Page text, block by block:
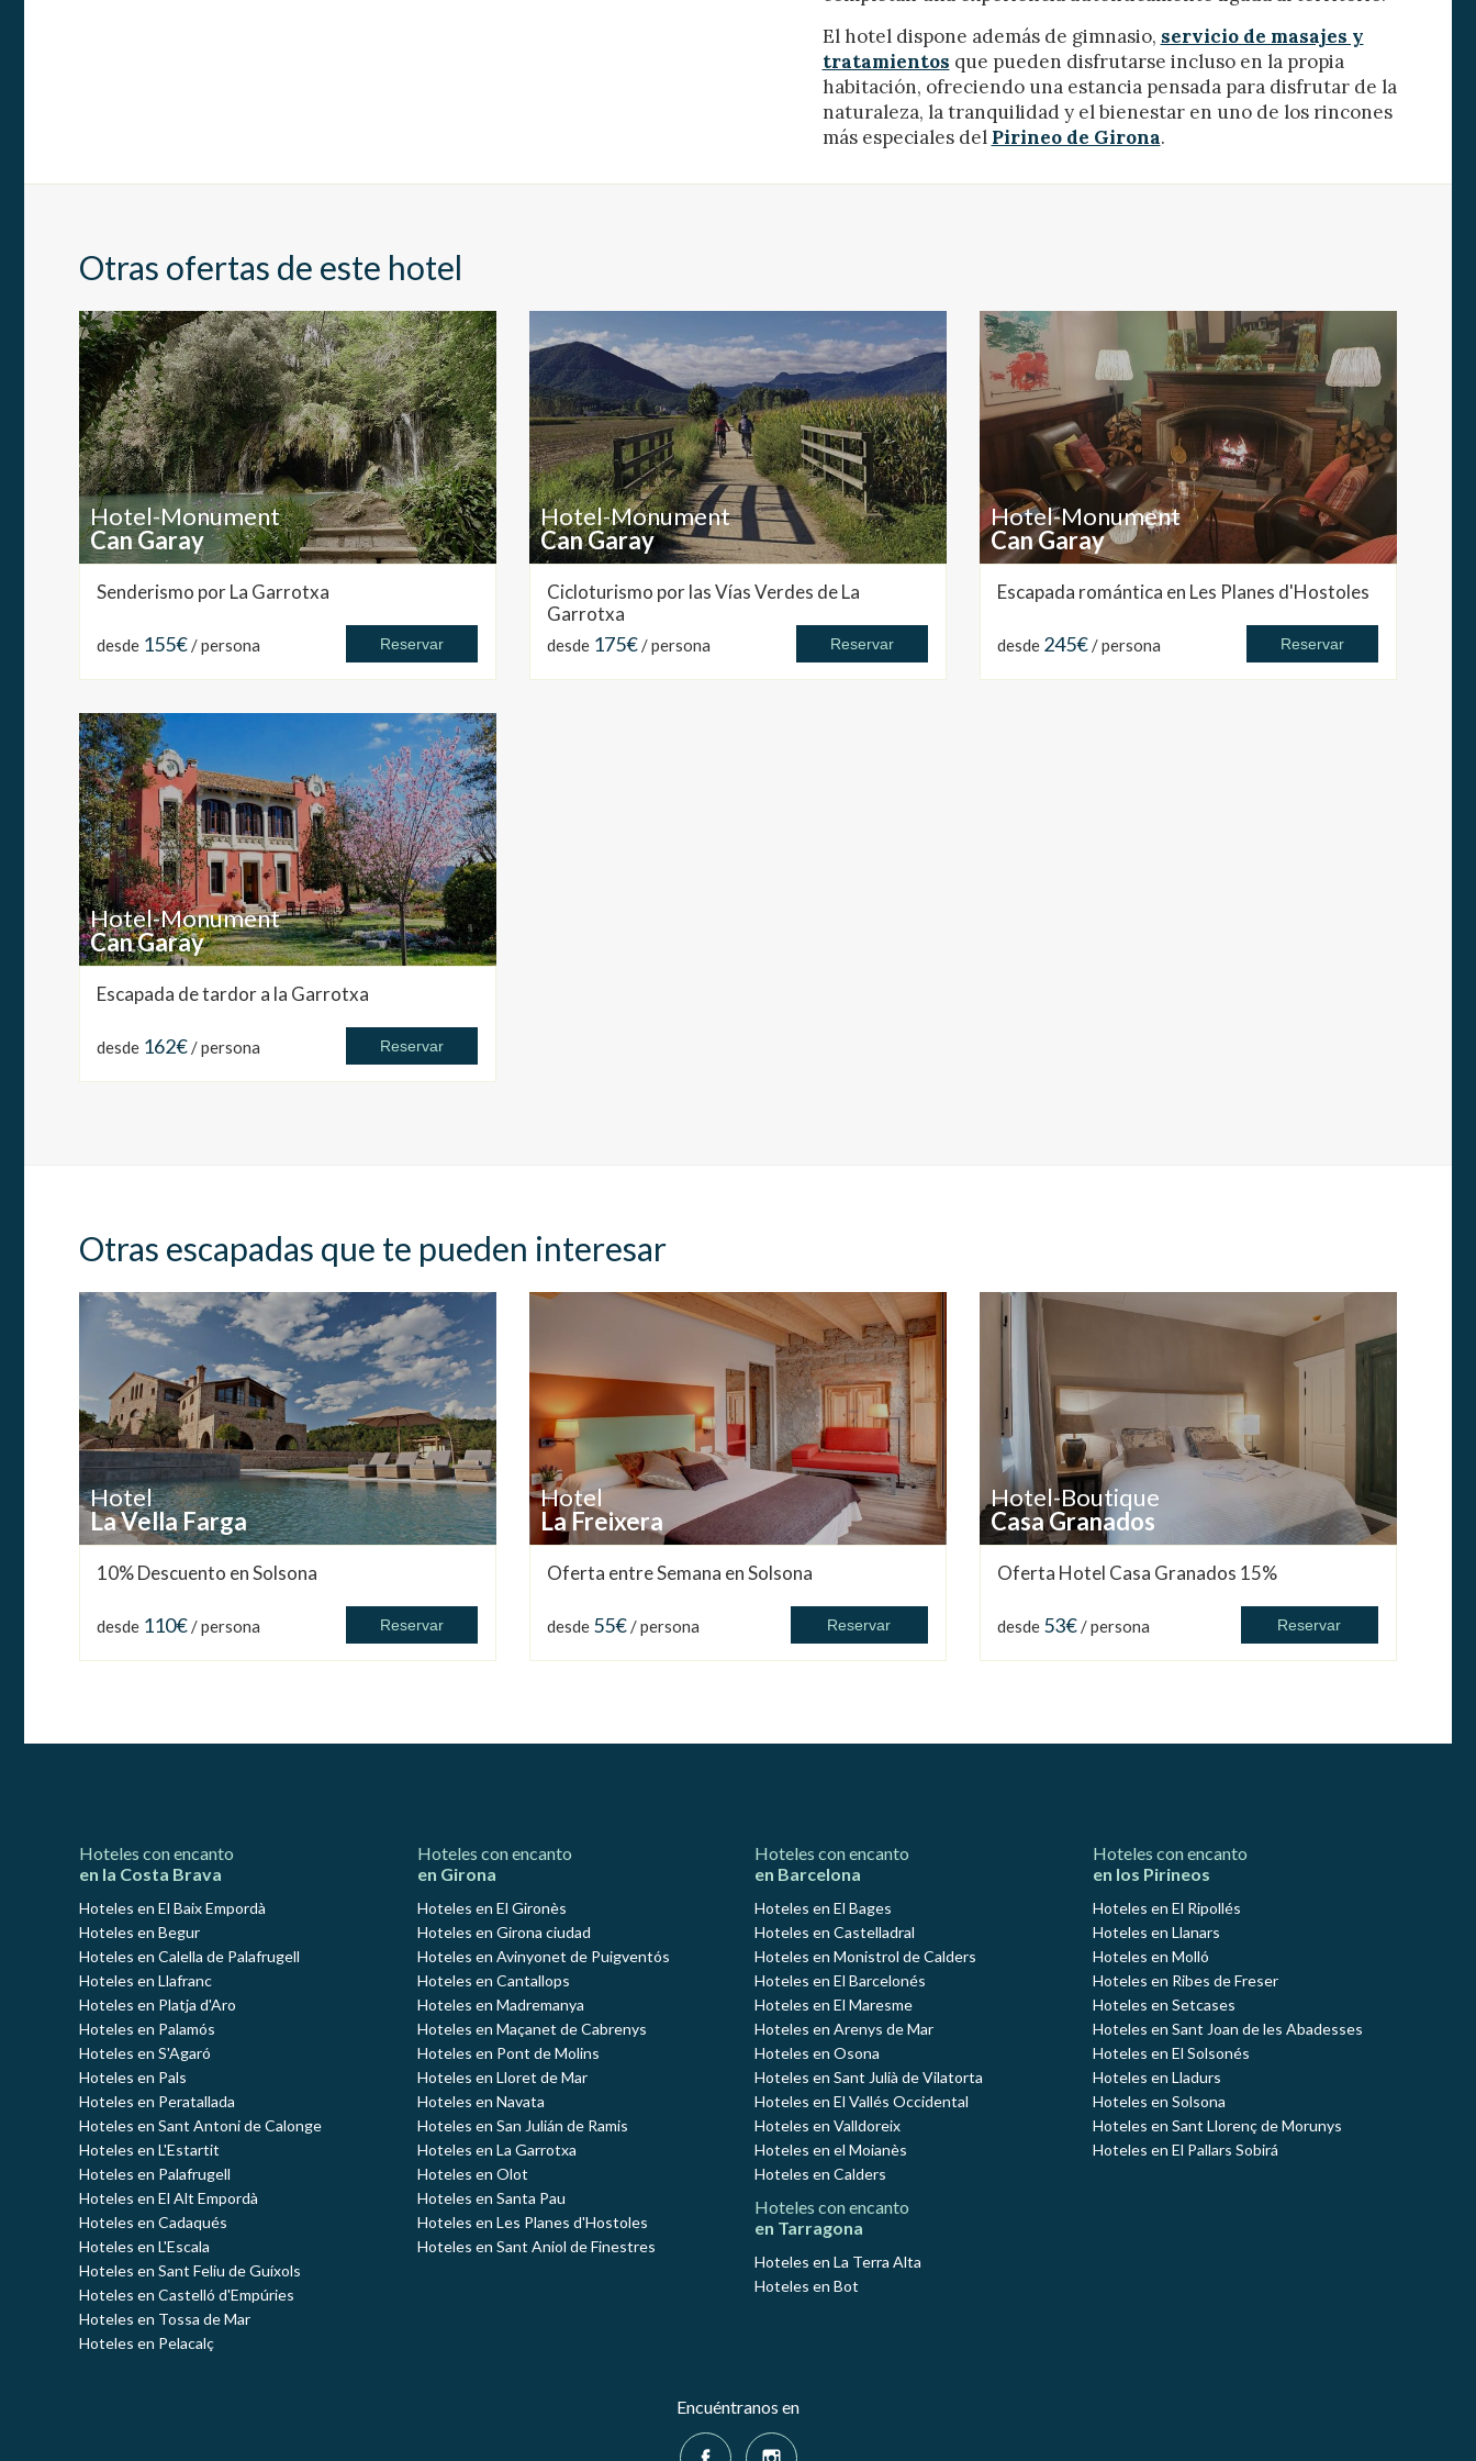
El hotel dispone además de gimnasio, servicio de masajes y
tratamientos que pueden disfrutarse incluso en la propia
habitación, ofreciendo una estancia pensada para disfrutar de la
naturaleza, la tranquilidad y el bienestar en uno de los rincones
más especiales del Pirineo de Girona.
Otras ofertas de este hotel
Hotel-Monument
Can Garay
Senderismo por La Garrotxa
desde 155€/ persona Reservar
Hotel-Monument
Can Garay
Cicloturismo por las Vías Verdes de La
Garrotxa
desde 175€/ persona Reservar
Hotel-Monument
Can Garay
Escapada romántica en Les Planes d'Hostoles
desde 245€/ persona Reservar
Hotel-Monument
Can Garay
Escapada de tardor a la Garrotxa
desde 162€/ persona Reservar
Otras escapadas que te pueden interesar
Hotel
La Vella Farga
10% Descuento en Solsona
desde 110€/ persona Reservar
Hotel
La Freixera
Oferta entre Semana en Solsona
desde 55€/ persona Reservar
Hotel-Boutique
Casa Granados
Oferta Hotel Casa Granados 15%
desde 53€/ persona Reservar
Hoteles con encanto
en la Costa Brava
Hoteles en El Baix Empordà
Hoteles en Begur
Hoteles en Calella de Palafrugell
Hoteles en Llafranc
Hoteles en Platja d'Aro
Hoteles en Palamós
Hoteles en S'Agaró
Hoteles en Pals
Hoteles en Peratallada
Hoteles en Sant Antoni de Calonge
Hoteles en L'Estartit
Hoteles en Palafrugell
Hoteles en El Alt Empordà
Hoteles en Cadaqués
Hoteles en L'Escala
Hoteles en Sant Feliu de Guíxols
Hoteles en Castelló d'Empúries
Hoteles en Tossa de Mar
Hoteles en Pelacalç
Hoteles con encanto
en Girona
Hoteles en El Gironès
Hoteles en Girona ciudad
Hoteles en Avinyonet de Puigventós
Hoteles en Cantallops
Hoteles en Madremanya
Hoteles en Maçanet de Cabrenys
Hoteles en Pont de Molins
Hoteles en Lloret de Mar
Hoteles en Navata
Hoteles en San Julián de Ramis
Hoteles en La Garrotxa
Hoteles en Olot
Hoteles en Santa Pau
Hoteles en Les Planes d'Hostoles
Hoteles en Sant Aniol de Finestres
Hoteles con encanto
en Barcelona
Hoteles en El Bages
Hoteles en Castelladral
Hoteles en Monistrol de Calders
Hoteles en El Barcelonés
Hoteles en El Maresme
Hoteles en Arenys de Mar
Hoteles en Osona
Hoteles en Sant Julià de Vilatorta
Hoteles en El Vallés Occidental
Hoteles en Valldoreix
Hoteles en el Moianès
Hoteles en Calders
Hoteles con encanto
en Tarragona
Hoteles en La Terra Alta
Hoteles en Bot
Hoteles con encanto
en los Pirineos
Hoteles en El Ripollés
Hoteles en Llanars
Hoteles en Molló
Hoteles en Ribes de Freser
Hoteles en Setcases
Hoteles en Sant Joan de les Abadesses
Hoteles en El Solsonés
Hoteles en Lladurs
Hoteles en Solsona
Hoteles en Sant Llorenç de Morunys
Hoteles en El Pallars Sobirá
Encuéntranos en